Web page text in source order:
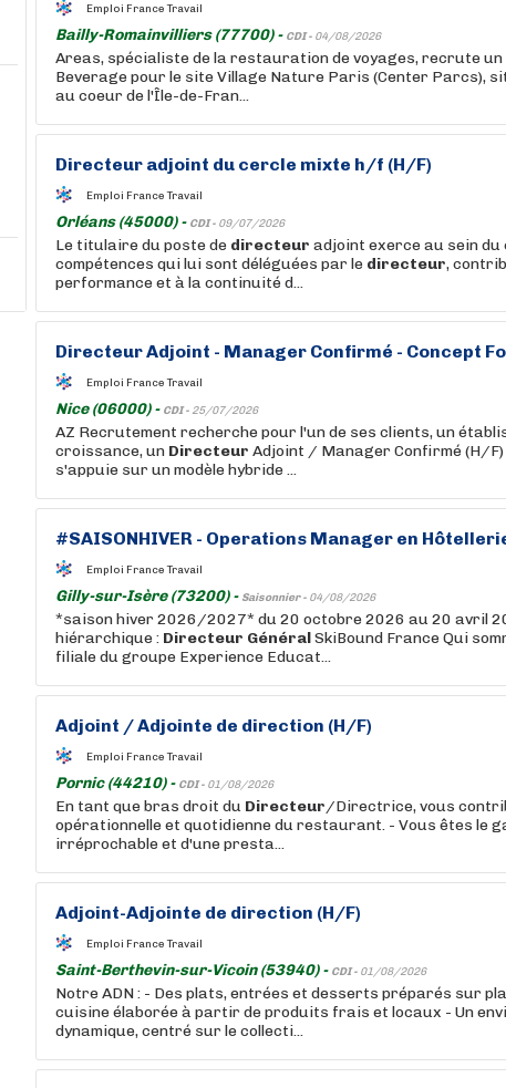
Emploi France Travail
Bailly-Romainvilliers (77700) - CDI - 04/08/2026
Areas, spécialiste de la restauration de voyages, recrute un
Beverage pour le site Village Nature Paris (Center Parcs),
au coeur de l'Île-de-Fran...
Directeur adjoint du cercle mixte h/f (H/F)
Emploi France Travail
Orléans (45000) - CDI - 09/07/2026
Le titulaire du poste de directeur adjoint exerce au sein du
compétences qui lui sont déléguées par le directeur,
performance et à la continuité d...
DirecteurAdjoint - Manager Confirmé - Concept
Emploi France Travail
Nice (06000) - CDI - 25/07/2026
AZ Recrutement recherche pour l'un de ses clients, un
croissance, un Directeur Adjoint / Manager Confirmé (H/F)
s'appuie sur un modèle hybride ...
#SAISONHIVER - Operations Manager en
Emploi France Travail
Gilly-sur-Isère (73200) - Saisonnier - 04/08/2026
*saison hiver 2026/2027* du 20 octobre 2026 au 20 avril
hiérarchique : Directeur GénéralSkiBound France Qui
filiale du groupe Experience Educat...
Adjoint / Adjointe de direction (H/F)
Emploi France Travail
Pornic (44210) - CDI - 01/08/2026
En tant que bras droit du Directeur/Directrice, vous
opérationnelle et quotidienne du restaurant. - Vous êtes le
irréprochable et d'une presta...
Adjoint-Adjointe de direction (H/F)
Emploi France Travail
Saint-Berthevin-sur-Vicoin (53940) - CDI - 01/08/2026
Notre ADN : - Des plats, entrées et desserts préparés sur
cuisine élaborée à partir de produits frais et locaux - Un
dynamique, centré sur le collecti...